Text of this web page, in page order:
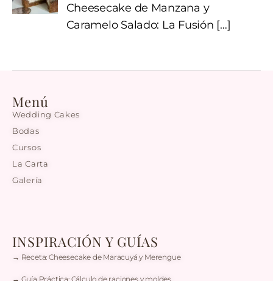
Cheesecake de Manzana y
Caramelo Salado: La Fusión […]
Menú
Wedding Cakes
Bodas
Cursos
La Carta
Galería
INSPIRACIÓN Y GUÍAS
→ Receta: Cheesecake de Maracuyá y Merengue
→ Guía Práctica: Cálculo de raciones y moldes